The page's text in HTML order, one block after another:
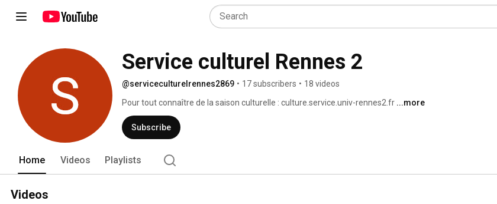
Service culturel Rennes 2
@serviceculturelrennes2869 • 17 subscribers • 18 videos
Pour tout connaître de la saison culturelle : culture.service.univ-rennes2.fr ...more
Subscribe
Home Videos Playlists
Videos